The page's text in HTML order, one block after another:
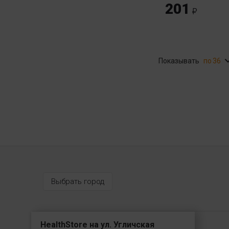
201
Показывать 36
Выбрать город
HealthStore на ул. Угличская